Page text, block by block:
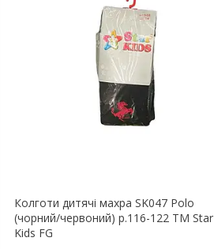
Колготи дитячі махра SK047 Polo
(чорний/червоний) р.116-122 ТМ Star
Kids FG